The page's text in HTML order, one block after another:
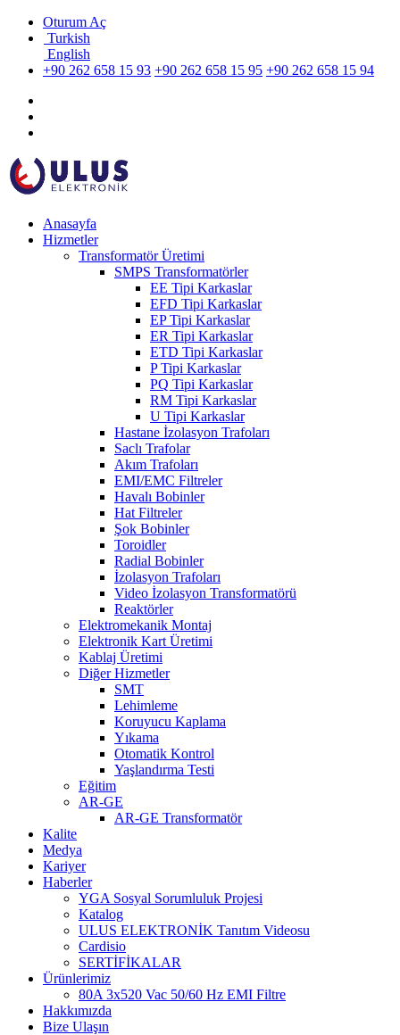
Oturum Aç
Turkish
English
+90 262 658 15 93 +90 262 658 15 95 +90 262 658 15 94
Anasayfa
Hizmetler
Transformatör Üretimi
SMPS Transformatörler
EE Tipi Karkaslar
EFD Tipi Karkaslar
EP Tipi Karkaslar
ER Tipi Karkaslar
ETD Tipi Karkaslar
P Tipi Karkaslar
PQ Tipi Karkaslar
RM Tipi Karkaslar
U Tipi Karkaslar
Hastane İzolasyon Trafoları
Saclı Trafolar
Akım Trafoları
EMI/EMC Filtreler
Havalı Bobinler
Hat Filtreler
Şok Bobinler
Toroidler
Radial Bobinler
İzolasyon Trafoları
Video İzolasyon Transformatörü
Reaktörler
Elektromekanik Montaj
Elektronik Kart Üretimi
Kablaj Üretimi
Diğer Hizmetler
SMT
Lehimleme
Koruyucu Kaplama
Yıkama
Otomatik Kontrol
Yaşlandırma Testi
Eğitim
AR-GE
AR-GE Transformatör
Kalite
Medya
Kariyer
Haberler
YGA Sosyal Sorumluluk Projesi
Katalog
ULUS ELEKTRONİK Tanıtım Videosu
Cardisio
SERTİFİKALAR
Ürünlerimiz
80A 3x520 Vac 50/60 Hz EMI Filtre
Hakkımızda
Bize Ulaşın